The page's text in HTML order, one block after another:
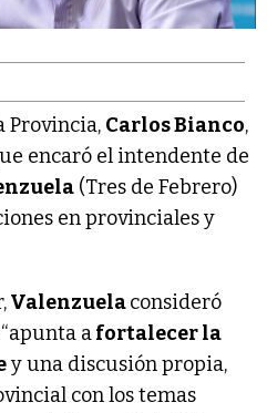
Provincia, Carlos Bianco,
encaró el intendente de
(Tres de Febrero)
en provinciales y
Valenzuelaconsideró
afortalecer la
y una discusión propia,
con los temas